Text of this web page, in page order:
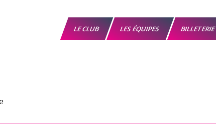
LE CLUB LES ÉQUIPES BILLETERIE